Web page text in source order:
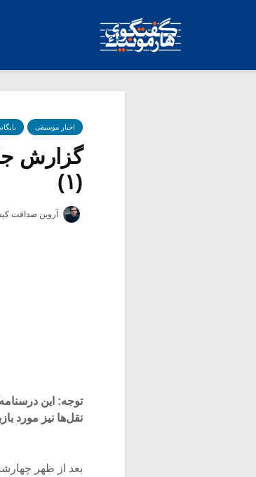
اخبار موسیقی
گزارش
(۱)
آروین صداقت
توجه: این
نقل‌ها نیز مورد